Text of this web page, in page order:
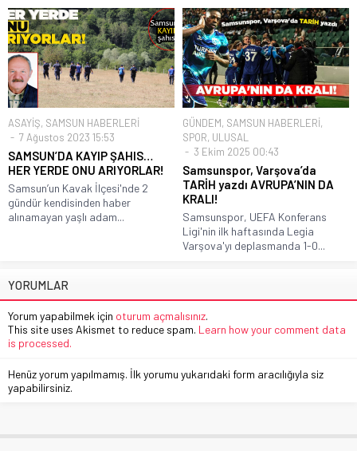
ASAYİŞ, SAMSUN HABERLERİ
7 Ağustos 2023 15:53
SAMSUN’DA KAYIP ŞAHIS…
HER YERDE ONU ARIYORLAR!
Samsun’un Kavak İlçesi'nde 2
gündür kendisinden haber
alınamayan yaşlı adam...
GÜNDEM, SAMSUN HABERLERİ,
SPOR, ULUSAL
3 Ekim 2025 00:43
Samsunspor, Varşova’da
TARİH yazdı AVRUPA’NIN DA
KRALI!
Samsunspor, UEFA Konferans
Ligi'nin ilk haftasında Legia
Varşova'yı deplasmanda 1-0...
YORUMLAR
Yorum yapabilmek için oturum açmalısınız.
This site uses Akismet to reduce spam. Learn how your comment data
is processed.
Henüz yorum yapılmamış. İlk yorumu yukarıdaki form aracılığıyla siz
yapabilirsiniz.